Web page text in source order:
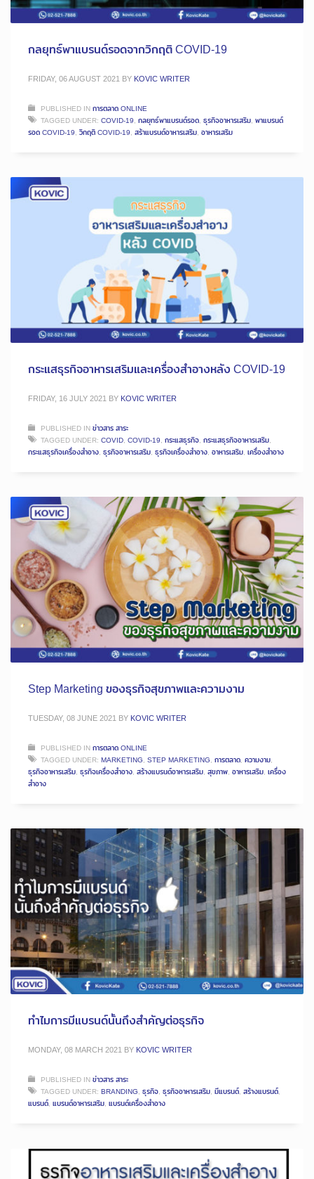
กลยุทธ์พาแบรนด์รอดจากวิกฤติ COVID-19
FRIDAY, 06 AUGUST 2021 BY KOVIC WRITER
PUBLISHED INการตลาด ONLINE
TAGGED UNDER: COVID-19, กลยุทธ์พาแบรนด์รอด, ธุรกิจอาหารเสริม, พาแบรนด์
รอด COVID-19, วิกฤติ COVID-19, สร้าแบรนด์อาหารเสริม, อาหารเสริม
กระแสธุรกิจอาหารเสริมและเครื่องสำอางหลัง COVID-19
FRIDAY, 16 JULY 2021 BY KOVIC WRITER
PUBLISHED INข่าวสาร สาระ
TAGGED UNDER: COVID, COVID-19, กระแสธุรกิจ, กระแสธุรกิจอาหารเสริม,
กระแสธุรกิจเครื่องสำอาง, ธุรกิจอาหารเสริม, ธุรกิจเครื่องสำอาง, อาหารเสริม, เครื่องสำอาง
Step Marketing ของธุรกิจสุขภาพและความงาม
TUESDAY, 08 JUNE 2021 BY KOVIC WRITER
PUBLISHED INการตลาด ONLINE
TAGGED UNDER: MARKETING, STEP MARKETING, การตลาด, ความงาม,
ธุรกิจอาหารเสริม, ธุรกิจเครื่องสำอาง, สร้างแบรนด์อาหารเสริม, สุขภาพ, อาหารเสริม, เครื่อง
สำอาง
ทำไมการมีแบรนด์นั้นถึงสำคัญต่อธุรกิจ
MONDAY, 08 MARCH 2021 BY KOVIC WRITER
PUBLISHED INข่าวสาร สาระ
TAGGED UNDER: BRANDING, ธุรกิจ, ธุรกิจอาหารเสริม, มีแบรนด์, สร้างแบรนด์,
แบรนด์, แบรนด์อาหารเสริม, แบรนด์เครื่องสำอาง